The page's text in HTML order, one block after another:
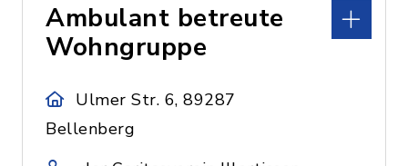
Ambulant betreute
Wohngruppe
Ulmer Str. 6, 89287
Bellenberg